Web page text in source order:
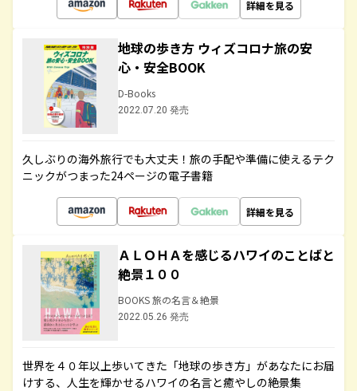
詳細を見る
地球の歩き方 ウィズコロナ旅の安
心・安全BOOK
D-Books
2022.07.20 発売
久しぶりの海外旅行でも大丈夫！旅の手配や準備に使えるテク
ニックがつまった24ページの電子書籍
詳細を見る
ＡＬＯＨＡを感じるハワイのことばと
絶景１００
BOOKS 旅の名言＆絶景
2022.05.26 発売
世界を４０年以上歩いてきた「地球の歩き方」があなたにお届
けする、人生を輝かせるハワイの名言と癒やしの絶景集